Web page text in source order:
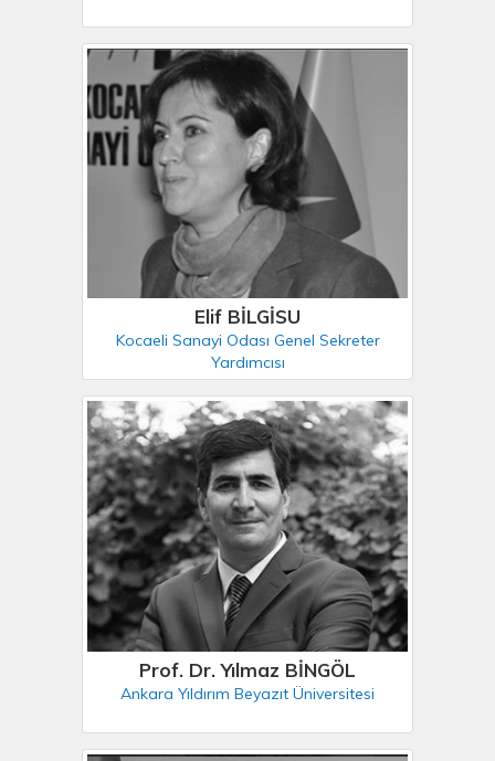
Elif BİLGİSU
Kocaeli Sanayi Odası Genel Sekreter
Yardımcısı
Prof. Dr. Yılmaz BİNGÖL
Ankara Yıldırım Beyazıt Üniversitesi